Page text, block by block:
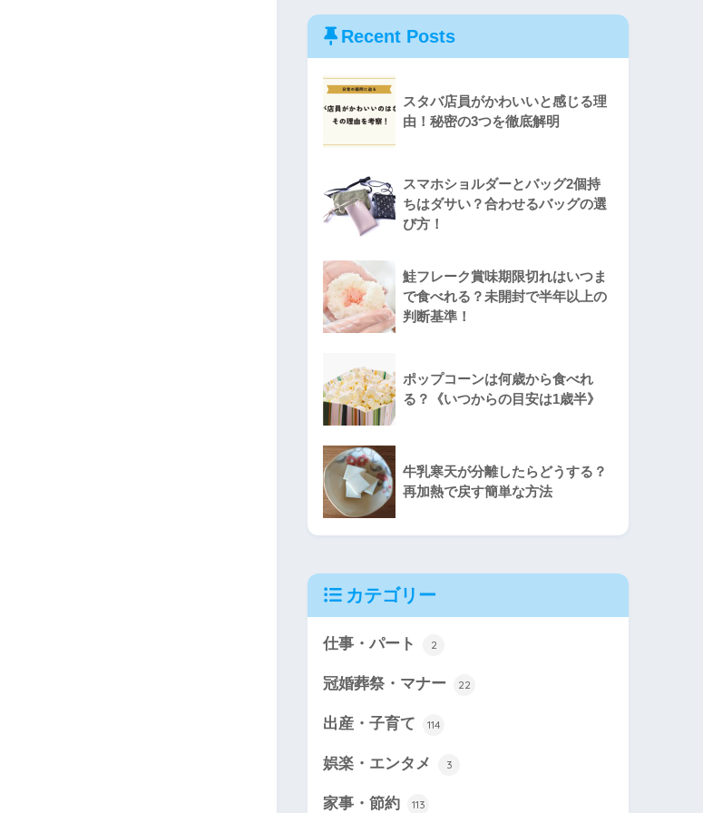
Recent Posts
スタバ店員がかわいいと感じる理
由！秘密の3つを徹底解明
スマホショルダーとバッグ2個持
ちはダサい？合わせるバッグの選
び方！
鮭フレーク賞味期限切れはいつま
で食べれる？未開封で半年以上の
判断基準！
ポップコーンは何歳から食べれ
る？《いつからの目安は1歳半》
牛乳寒天が分離したらどうする？
再加熱で戻す簡単な方法
カテゴリー
仕事・パート 2
冠婚葬祭・マナー 22
出産・子育て 114
娯楽・エンタメ 3
家事・節約 113